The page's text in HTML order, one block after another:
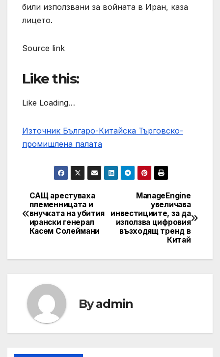
били използвани за войната в Иран, каза
лицето.
Source link
Like this:
Like Loading…
Източник Българо-Китайска Търговско-
промишлена палaта
Навигация
ManageEngine
увеличава
инвестициите, за да
използва цифровия
възходящ тренд в
Китай
САЩ арестуваха
племенницата и
внучката на убития
ирански генерал
Касем Солеймани
Byadmin